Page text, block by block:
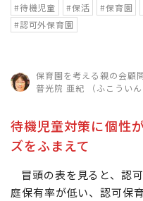
#待機児童 #保活 #保育園
#認可外保育園
保育園を考える親の会顧
普光院 亜紀 （ふこういん
待機児童対策に個性
ズをふまえて
冒頭の表を見ると、認
庭保有率が低い、認可保